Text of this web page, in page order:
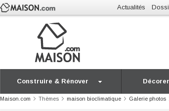
Actualités
Construire & Rénover
Maison.com Thèmes maison bioclimatique Galerie photos